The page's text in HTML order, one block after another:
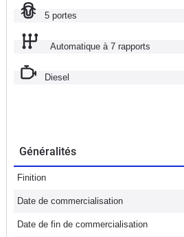
5 portes
Automatique à 7 rapports
Diesel
Généralités
Finition
Date de commercialisation
Date de fin de commercialisation